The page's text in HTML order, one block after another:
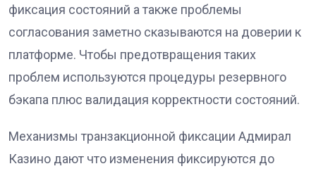
фиксация состояний а также проблемы
согласования заметно сказываются на доверии к
платформе. Чтобы предотвращения таких
проблем используются процедуры резервного
бэкапа плюс валидация корректности состояний.
Механизмы транзакционной фиксации Адмирал
Казино дают что изменения фиксируются до